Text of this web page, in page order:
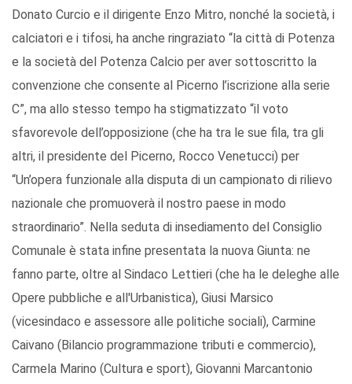
Donato Curcio e il dirigente Enzo Mitro, nonché la società, i
calciatori e i tifosi, ha anche ringraziato “la città di Potenza
e la società del Potenza Calcio per aver sottoscritto la
convenzione che consente al Picerno l’iscrizione alla serie
C”, ma allo stesso tempo ha stigmatizzato “il voto
sfavorevole dell’opposizione (che ha tra le sue fila, tra gli
altri, il presidente del Picerno, Rocco Venetucci) per
“Un’opera funzionale alla disputa di un campionato di rilievo
nazionale che promuoverà il nostro paese in modo
straordinario”. Nella seduta di insediamento del Consiglio
Comunale è stata infine presentata la nuova Giunta: ne
fanno parte, oltre al Sindaco Lettieri (che ha le deleghe alle
Opere pubbliche e all'Urbanistica), Giusi Marsico
(vicesindaco e assessore alle politiche sociali), Carmine
Caivano (Bilancio programmazione tributi e commercio),
Carmela Marino (Cultura e sport), Giovanni Marcantonio